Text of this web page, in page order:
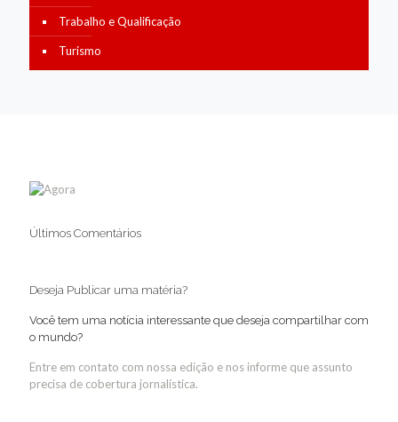
Trabalho e Qualificação
Turismo
Últimos Comentários
Deseja Publicar uma matéria?
Você tem uma notícia interessante que deseja compartilhar com
o mundo?
Entre em contato com nossa edição e nos informe que assunto
precisa de cobertura jornalística.